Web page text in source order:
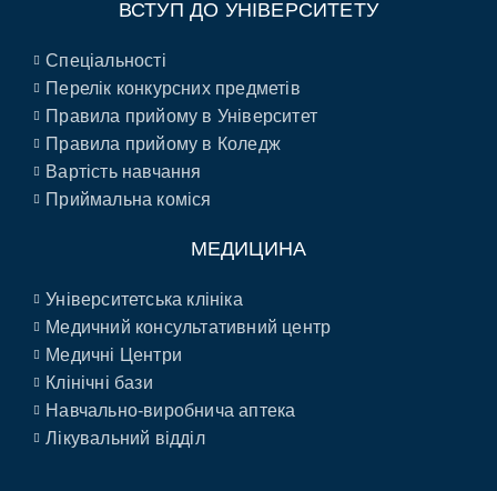
ВСТУП ДО УНІВЕРСИТЕТУ
Спеціальності
Перелік конкурсних предметів
Правила прийому в Університет
Правила прийому в Коледж
Вартість навчання
Приймальна коміся
МЕДИЦИНА
Університетська клініка
Медичний консультативний центр
Медичні Центри
Клінічні бази
Навчально-виробнича аптека
Лікувальний відділ